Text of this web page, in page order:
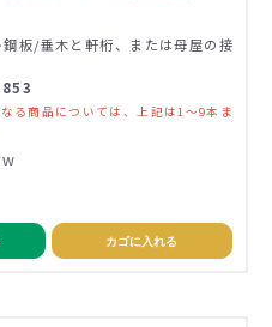
板/垂木と軒桁、または母屋の接
853
る商品については、上記は1～9本ま
カゴに入れる